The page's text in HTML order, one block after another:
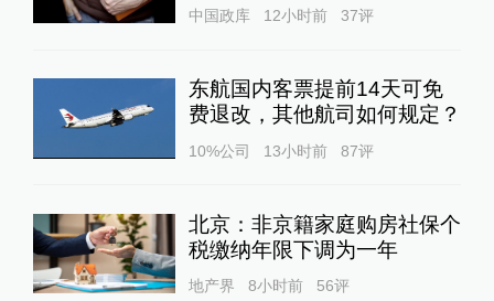
中国政库 12小时前 37评
东航国内客票提前14天可免
费退改，其他航司如何规定？
10%公司 13小时前 87评
北京：非京籍家庭购房社保个
税缴纳年限下调为一年
地产界 8小时前 56评